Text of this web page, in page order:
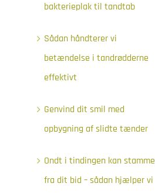
bakterieplak til tandtab
Sådan håndterer vi
betændelse i tandrødderne
effektivt
Genvind dit smil med
opbygning af slidte tænder
Ondt i tindingen kan stamme
fra dit bid – sådan hjælper vi